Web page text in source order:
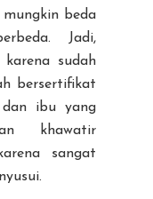
beda
Jadi,
sudah
bersertifikat
ibu yang
khawatir
sangat